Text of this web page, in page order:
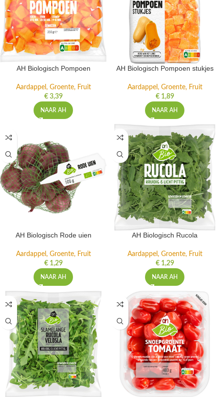
AH Biologisch Pompoen
Aardappel, Groente, Fruit
€3,39
NAAR AH
AH Biologisch Pompoen stukjes
Aardappel, Groente, Fruit
€1,89
NAAR AH
AH Biologisch Rode uien
Aardappel, Groente, Fruit
€1,29
NAAR AH
AH Biologisch Rucola
Aardappel, Groente, Fruit
€1,29
NAAR AH